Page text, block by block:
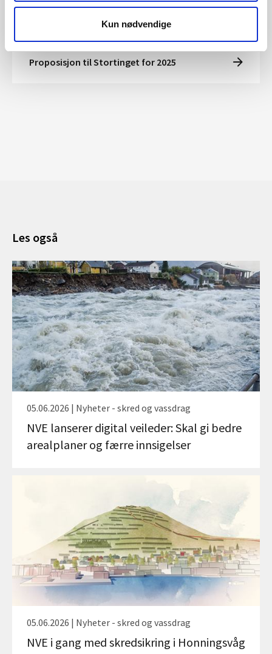
Kun nødvendige
mot naturfare
Proposisjon til Stortinget for 2025
Les også
05.06.2026 | Nyheter - skred og vassdrag
NVE lanserer digital veileder: Skal gi bedre
arealplaner og færre innsigelser
05.06.2026 | Nyheter - skred og vassdrag
NVE i gang med skredsikring i Honningsvåg